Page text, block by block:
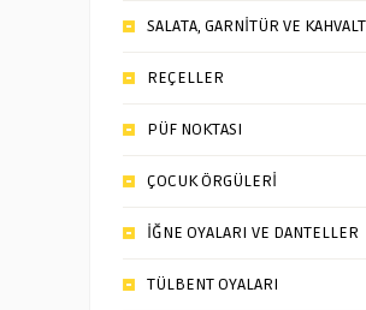
SALATA, GARNİTÜR VE
REÇELLER
PÜF NOKTASI
ÇOCUK ÖRGÜLERİ
İĞNE OYALARI VE DANTELLER
TÜLBENT OYALARI